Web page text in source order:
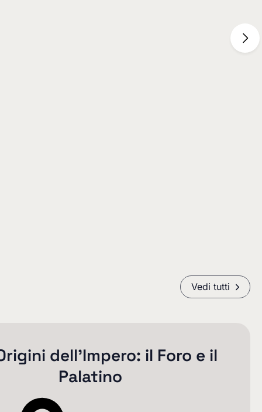
Vedi tutti
dell’Impero: il Foro e il
Palatino